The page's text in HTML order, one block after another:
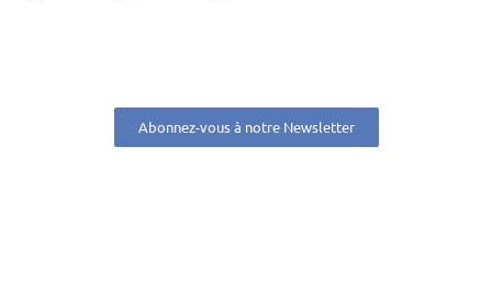
Abonnez-vous à notre Newsletter